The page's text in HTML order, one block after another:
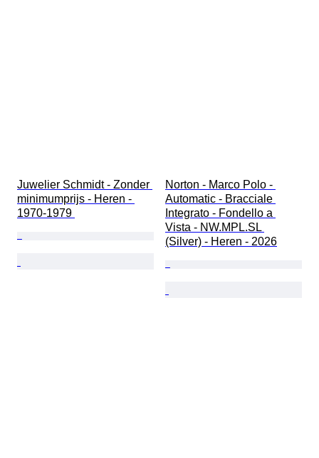
Juwelier Schmidt - Zonder
minimumprijs - Heren -
1970-1979
Norton - Marco Polo -
Automatic - Bracciale
Integrato - Fondello a
Vista - NW.MPL.SL
(Silver) - Heren - 2026